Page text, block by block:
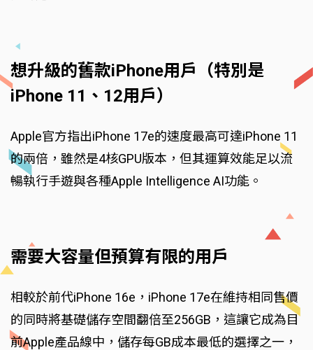
想升級的舊款iPhone用戶（特別是
iPhone 11、12用戶）
Apple官方指出iPhone 17e的速度最高可達iPhone 11
的兩倍，雖然是4核GPU版本，但其運算效能足以流
暢執行手遊與各種Apple Intelligence AI功能。
需要大容量但預算有限的用戶
相較於前代iPhone 16e，iPhone 17e在維持相同售價
的同時將基礎儲存空間翻倍至256GB，這讓它成為目
前Apple產品線中，儲存每GB成本最低的選擇之一，